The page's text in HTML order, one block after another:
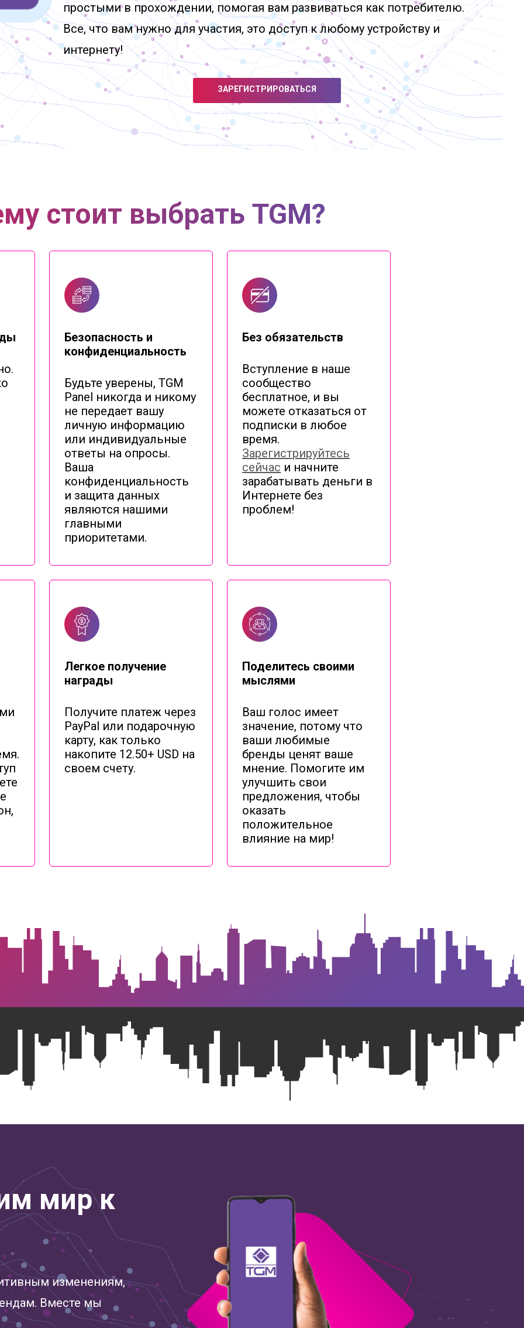
простыми в прохождении, помогая вам развиваться как потребителю.
Все, что вам нужно для участия, это доступ к любому устройству и
интернету!
ЗАРЕГИСТРИРОВАТЬСЯ
стоит выбрать TGM?
Безопасность и
конфиденциальность
Будьте уверены, TGM
Panel никогда и никому
не передает вашу
личную информацию
или индивидуальные
ответы на опросы.
Ваша
конфиденциальность
и защита данных
являются нашими
главными
приоритетами.
Без обязательств
Вступление в наше
сообщество
бесплатное, и вы
можете отказаться от
подписки в любое
время.
Зарегистрируйтесь
сейчас и начните
зарабатывать деньги в
Интернете без
проблем!
Легкое получение
награды
Получите платеж через
PayPal или подарочную
карту, как только
накопите 12.50+ USD на
своем счету.
Поделитесь своими
мыслями
Ваш голос имеет
значение, потому что
ваши любимые
бренды ценят ваше
мнение. Помогите им
улучшить свои
предложения, чтобы
оказать
положительное
влияние на мир!
мир к
изменениям,
Вместе мы